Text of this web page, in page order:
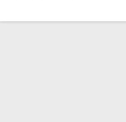
тврд предмет